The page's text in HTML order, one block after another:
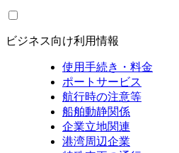
ビジネス向け利用情報
使用手続き・料金
ポートサービス
航行時の注意等
船舶動静関係
企業立地関連
港湾周辺企業